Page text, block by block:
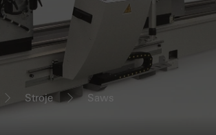
Stroje Saws
spoločnosti Schüco bez problémov
technicky potrebné súbory cookie. Nie je
Bez týchto súborov cookie nie je možné
webových stránok alebo niektoré služby.